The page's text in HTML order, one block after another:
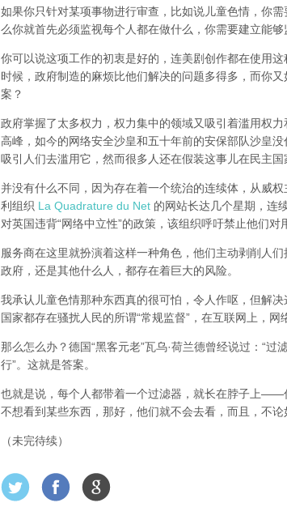
如果你只针对某项事物进行审查，比如说儿童色情，你
么你就首先必须监视每个人都在做什么，你需要建立能
你可以说这项工作的初衷是好的，连美剧创作都在使用
时候，政府制造的麻烦比他们解决的问题多得多，而你
案？
政府掌握了太多权力，权力集中的领域又吸引着滥用权
高峰， 如今的网络安全沙皇和五十年前的安保部队沙皇
吸引人们去滥用它，然而很多人还在假装这事儿在民主国
并没有什么不同，因为存在着一个统治的连续体，从威
利组织 La Quadrature du Net 的网站长达几个星期，连
对英国违背“网络中立性”的政策，该组织呼吁禁止他们对
服务商在这里就扮演着这样一种角色，他们主动剥削人
政府，还是其他什么人，都存在着巨大的风险。
我承认儿童色情那种东西真的很可怕，令人作呕，但解决
国家都存在骚扰人民的所谓“常规监督”，在互联网上，网
那么怎么办？德国“黑客元老”瓦乌·荷兰德曾经说过：“
行”。这就是答案。
也就是说，每个人都带着一个过滤器，就长在脖子上
不想看到某些东西，那好，他们就不会去看，而且，不
（未完待续）